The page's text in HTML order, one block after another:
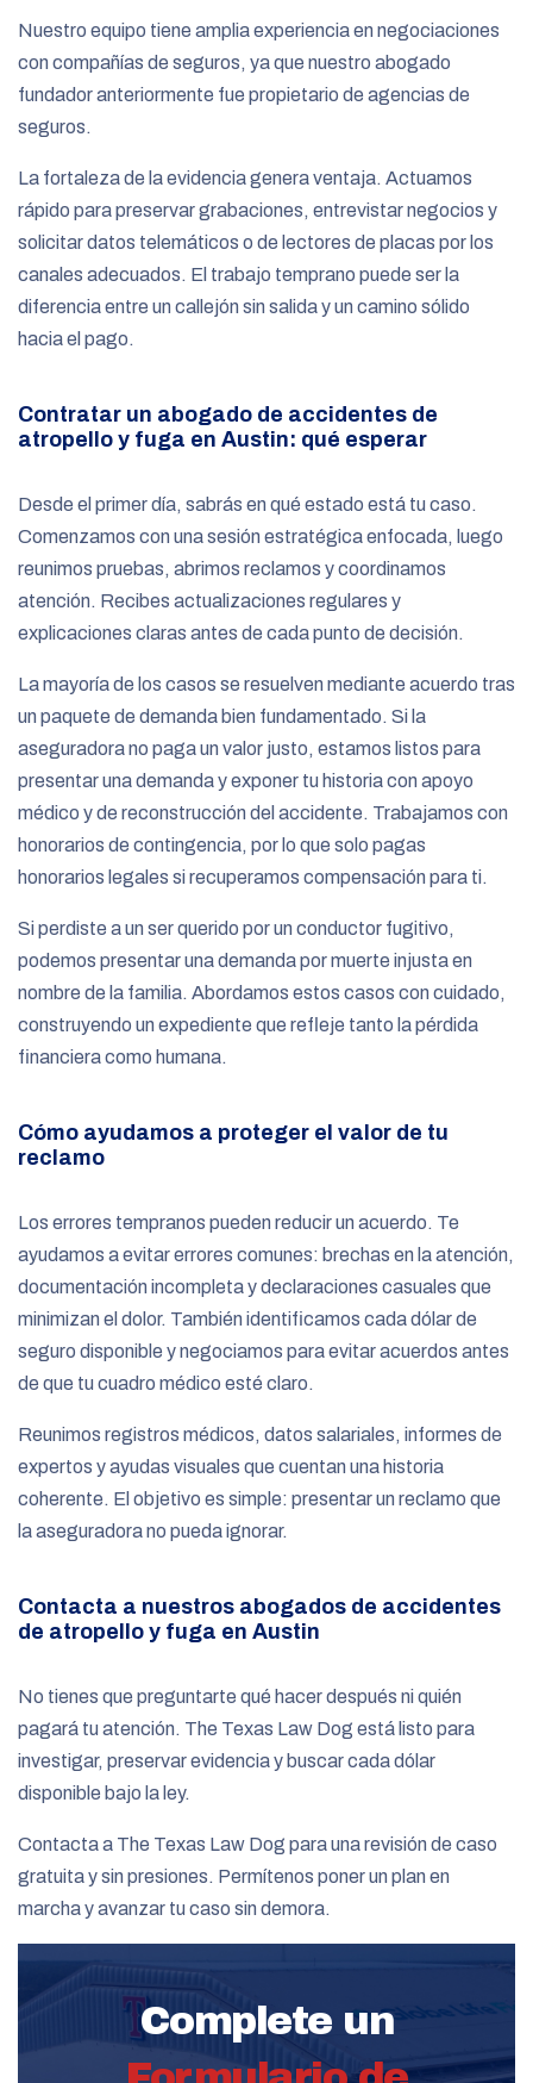
Nuestro equipo tiene amplia experiencia en negociaciones
con compañías de seguros, ya que nuestro abogado
fundador anteriormente fue propietario de agencias de
seguros.
La fortaleza de la evidencia genera ventaja. Actuamos
rápido para preservar grabaciones, entrevistar negocios y
solicitar datos telemáticos o de lectores de placas por los
canales adecuados. El trabajo temprano puede ser la
diferencia entre un callejón sin salida y un camino sólido
hacia el pago.
Contratar un abogado de accidentes de
atropello y fuga en Austin: qué esperar
Desde el primer día, sabrás en qué estado está tu caso.
Comenzamos con una sesión estratégica enfocada, luego
reunimos pruebas, abrimos reclamos y coordinamos
atención. Recibes actualizaciones regulares y
explicaciones claras antes de cada punto de decisión.
La mayoría de los casos se resuelven mediante acuerdo tras
un paquete de demanda bien fundamentado. Si la
aseguradora no paga un valor justo, estamos listos para
presentar una demanda y exponer tu historia con apoyo
médico y de reconstrucción del accidente. Trabajamos con
honorarios de contingencia, por lo que solo pagas
honorarios legales si recuperamos compensación para ti.
Si perdiste a un ser querido por un conductor fugitivo,
podemos presentar una demanda por muerte injusta en
nombre de la familia. Abordamos estos casos con cuidado,
construyendo un expediente que refleje tanto la pérdida
financiera como humana.
Cómo ayudamos a proteger el valor de tu
reclamo
Los errores tempranos pueden reducir un acuerdo. Te
ayudamos a evitar errores comunes: brechas en la atención,
documentación incompleta y declaraciones casuales que
minimizan el dolor. También identificamos cada dólar de
seguro disponible y negociamos para evitar acuerdos antes
de que tu cuadro médico esté claro.
Reunimos registros médicos, datos salariales, informes de
expertos y ayudas visuales que cuentan una historia
coherente. El objetivo es simple: presentar un reclamo que
la aseguradora no pueda ignorar.
Contacta a nuestros abogados de accidentes
de atropello y fuga en Austin
No tienes que preguntarte qué hacer después ni quién
pagará tu atención. The Texas Law Dog está listo para
investigar, preservar evidencia y buscar cada dólar
disponible bajo la ley.
Contacta a The Texas Law Dog para una revisión de caso
gratuita y sin presiones. Permítenos poner un plan en
marcha y avanzar tu caso sin demora.
Complete un